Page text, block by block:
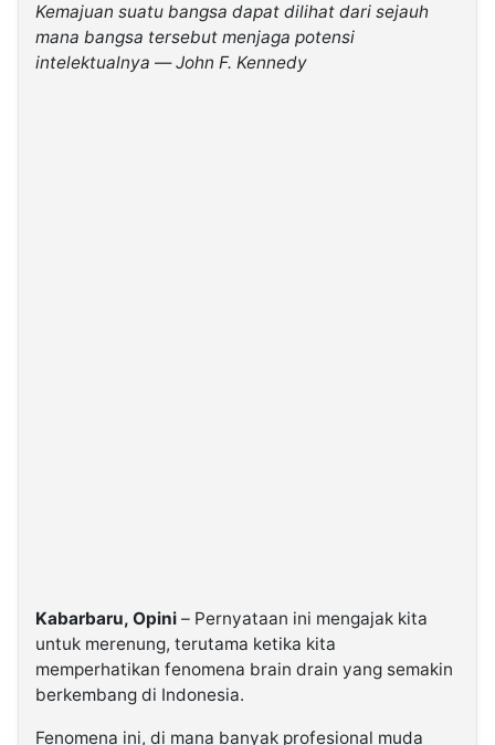
Kemajuan suatu bangsa dapat dilihat dari sejauh
mana bangsa tersebut menjaga potensi
intelektualnya —John F. Kennedy
Kabarbaru, Opini – Pernyataan ini mengajak kita
untuk merenung, terutama ketika kita
memperhatikan fenomena brain drain yang semakin
berkembang di Indonesia.
Fenomena ini, di mana banyak profesional muda